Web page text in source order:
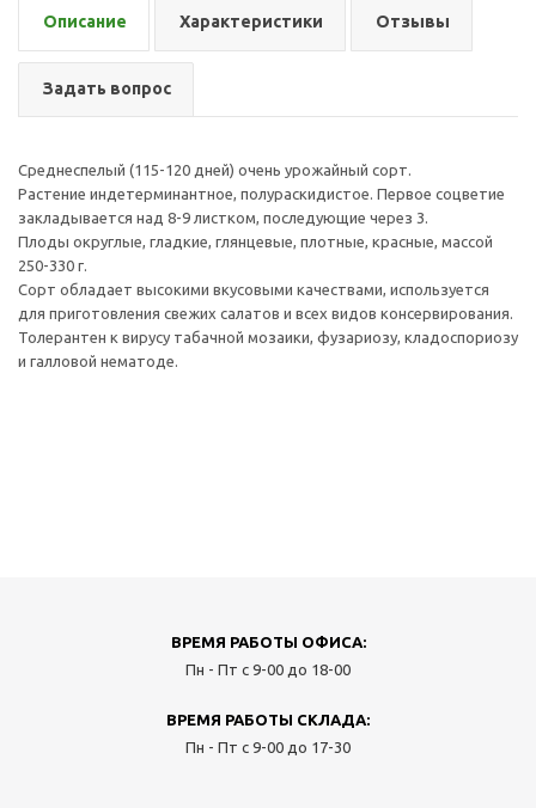
Описание Характеристики Отзывы
Задать вопрос
Среднеспелый (115-120 дней) очень урожайный сорт.
Растение индетерминантное, полураскидистое. Первое соцветие
закладывается над 8-9 листком, последующие через 3.
Плоды округлые, гладкие, глянцевые, плотные, красные, массой
250-330 г.
Сорт обладает высокими вкусовыми качествами, используется
для приготовления свежих салатов и всех видов консервирования.
Толерантен к вирусу табачной мозаики, фузариозу, кладоспориозу
и галловой нематоде.
ВРЕМЯ РАБОТЫ ОФИСА:
Пн - Пт с 9-00 до 18-00
ВРЕМЯ РАБОТЫ СКЛАДА:
Пн - Пт с 9-00 до 17-30